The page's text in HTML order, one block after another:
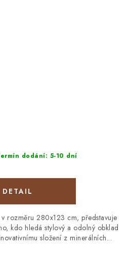
dodání: 5-10 dní
rozměru 280x123 cm, představuje
kdo hledá stylový a odolný obklad
složení z minerálních...